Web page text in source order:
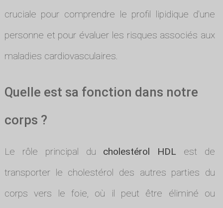
cruciale pour comprendre le profil lipidique d'une
personne et pour évaluer les risques associés aux
maladies cardiovasculaires.
Quelle est sa fonction dans notre
corps ?
Le rôle principal du cholestérol HDL est de
transporter le cholestérol des autres parties du
corps vers le foie, où il peut être éliminé ou